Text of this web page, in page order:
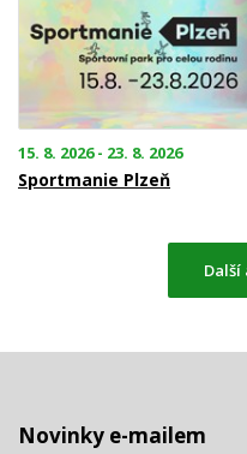
15. 8. 2026 - 23. 8. 2026
Sportmanie Plzeň
Další
Novinky e-mailem